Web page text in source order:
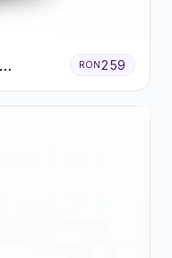
RON 259